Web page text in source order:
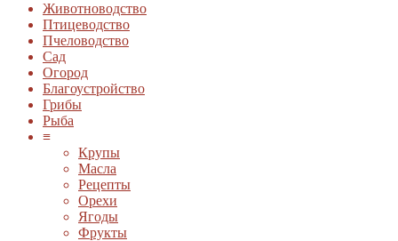
Животноводство
Птицеводство
Пчеловодство
Сад
Огород
Благоустройство
Грибы
Рыба
≡
Крупы
Масла
Рецепты
Орехи
Ягоды
Фрукты